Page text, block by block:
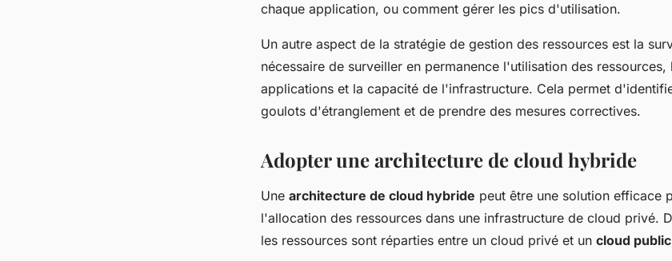
chaque application, ou comment gérer les pics d'utilisation.
Un autre aspect de la stratégie de gestion des ressources est la
nécessaire de surveiller en permanence l'utilisation des
applications et la capacité de l'infrastructure. Cela permet
goulots d'étranglement et de prendre des mesures correctives.
Adopter une architecture de cloud hybride
Une architecture de cloud hybride peut être une solution efficace
l'allocation des ressources dans une infrastructure de cloud privé.
les ressources sont réparties entre un cloud privé et un cloud public